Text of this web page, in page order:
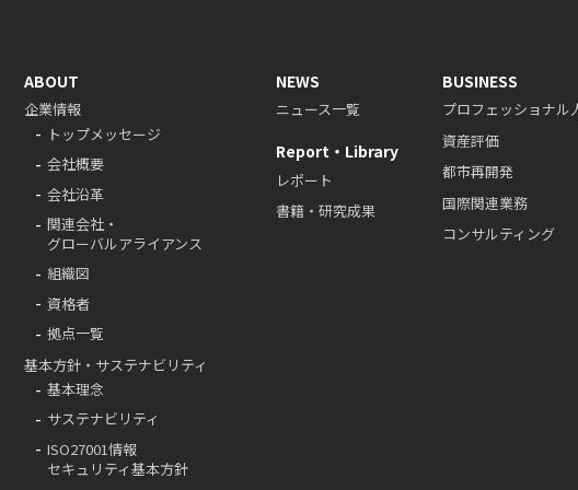
ABOUT
企業情報
トップメッセージ
会社概要
会社沿革
関連会社・
グローバルアライアンス
組織図
資格者
拠点一覧
基本方針・サステナビリティ
基本理念
サステナビリティ
ISO27001情報
セキュリティ基本方針
NEWS
ニュース一覧
Report・Library
レポート
書籍・研究成果
BUSINESS
プロフェッショナル
資産評価
都市再開発
国際関連業務
コンサルティング